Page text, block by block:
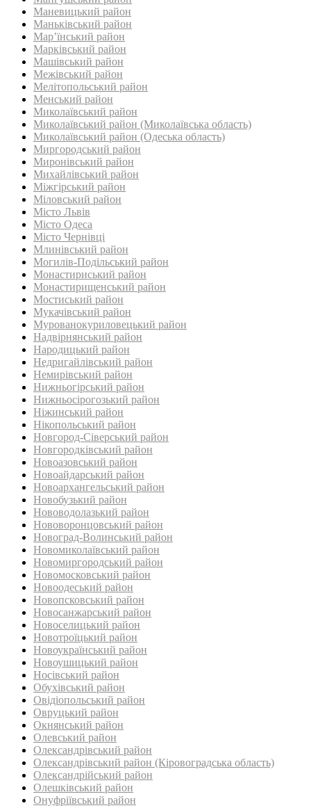
Маневицький район
Маньківський район‎
Мар’їнський район‎
Марківський район
Машівський район‎
Межівський район
Мелітопольський район
Менський район
Миколаївський район
Миколаївський район (Миколаївська область)
Миколаївський район (Одеська область)
Миргородський район
Миронівський район
Михайлівський район‎
Міжгірський район
Міловський район‎
Місто Львів
Місто Одеса
Місто Чернівці
Млинівський район‎
Могилів-Подільський район
Монастириський район
Монастирищенський район
Мостиський район
Мукачівський район
Мурованокуриловецький район
Надвірнянський район
Народицький район‎
Недригайлівський район‎
Немирівський район
Нижньогірський район
Нижньосірогозький район
Ніжинський район
Нікопольський район
Новгород-Сіверський район
Новгородківський район
Новоазовський район
Новоайдарський район‎
Новоархангельський район
Новобузький район‎
Нововодолазький район
Нововоронцовський район‎
Новоград-Волинський район
Новомиколаївський район‎
Новомиргородський район
Новомосковський район
Новоодеський район‎
Новопсковський район‎
Новосанжарський район
Новоселицький район
Новотроїцький район
Новоукраїнський район
Новоушицький район
Носівський район
Обухівський район
Овідіопольський район‎
Овруцький район‎
Окнянський район
Олевський район‎
Олександрівський район
Олександрівський район (Кіровоградська область)
Олександрійський район
Олешківський район
Онуфріївський район‎